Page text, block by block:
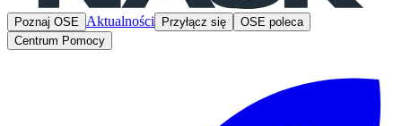
Poznaj OSE Aktualności Przyłącz się
OSE poleca
Centrum Pomocy